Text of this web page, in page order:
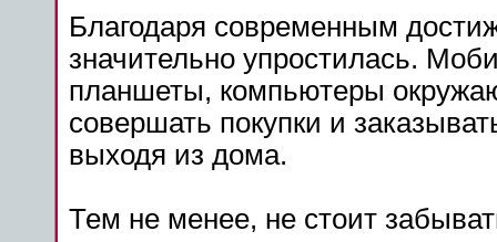
Благодаря современным
значительно упростилась.
планшеты, компьютеры
совершать покупки и
выходя из дома.
Тем не менее, не стоит